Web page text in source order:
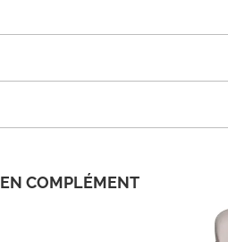
EN COMPLÉMENT